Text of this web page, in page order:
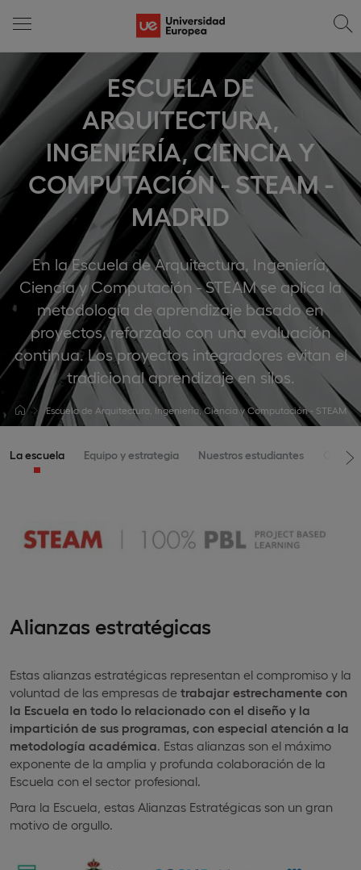
ESCUELA DE
ARQUITECTURA,
INGENIERÍA, CIENCIA Y
COMPUTACIÓN - STEAM -
MADRID
En la Escuela de Arquitectura, Ingeniería,
Ciencia y Computación - STEAM se aplica la
metodología de aprendizaje basado en
proyectos, reforzado con una evaluación
continua. Los proyectos integradores evitan el
tradicional aprendizaje en silos.
Escuela de Arquitectura, Ingeniería, Ciencia y Computación - STEAM
La escuela Equipo y estrategia Nuestros estudiantes
Alianzas estratégicas
Estas alianzas estratégicas representan el compromiso y la
voluntad de las empresas de trabajar estrechamente con
la Escuela en todo lo relacionado con el diseño y la
impartición de sus programas, con especial atención a la
metodología académica. Estas alianzas son el máximo
exponente de la amplia y profunda colaboración de la
Escuela con el sector profesional.
Para la Escuela, estas Alianzas Estratégicas son un gran
motivo de orgullo.